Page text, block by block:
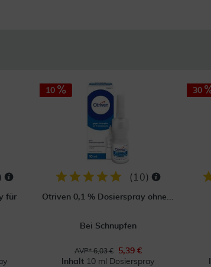
)
für
10
( 10)
Otriven 0,1 % Dosierspray ohne...
Bei Schnupfen
AVP* 6,03 €
5,39 €
Inhalt 10 ml Dosierspray
30